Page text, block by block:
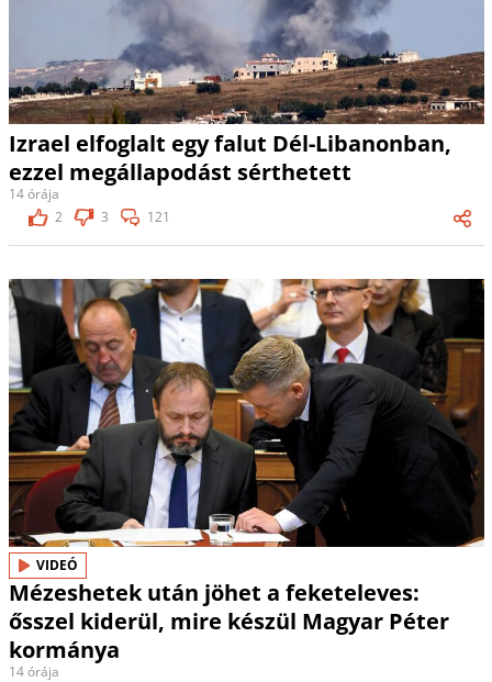
Izrael elfoglalt egy falut Dél-Libanonban,
ezzel megállapodást sérthetett
14 órája
2
3 121
VIDEÓ
Mézeshetek után jöhet a feketeleves:
ősszel kiderül, mire készül Magyar Péter
kormánya
14 órája